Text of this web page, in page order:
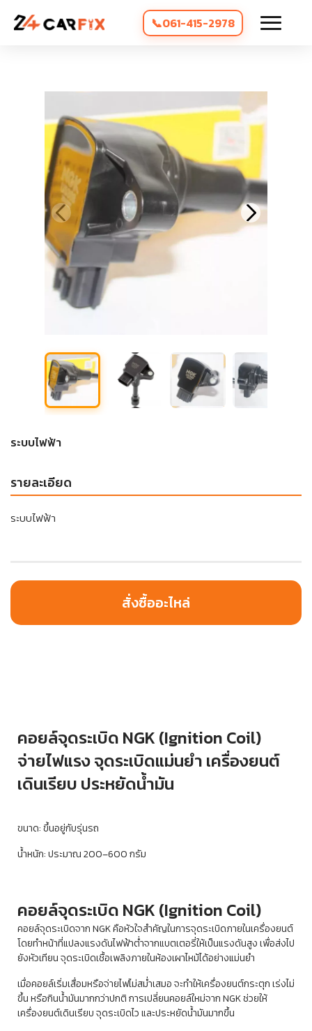
061-415-2978
ระบบไฟฟ้า
รายละเอียด
ระบบไฟฟ้า
สั่งซื้ออะไหล่
คอยล์จุดระเบิด NGK (Ignition Coil)
จ่ายไฟแรง จุดระเบิดแม่นยำ เครื่องยนต์
เดินเรียบ ประหยัดน้ำมัน
ขนาด: ขึ้นอยู่กับรุ่นรถ
น้ำหนัก: ประมาณ 200–600 กรัม
คอยล์จุดระเบิด NGK (Ignition Coil)
คอยล์จุดระเบิดจาก NGK คือหัวใจสำคัญในการจุดระเบิดภายในเครื่องยนต์
โดยทำหน้าที่แปลงแรงดันไฟฟ้าต่ำจากแบตเตอรี่ให้เป็นแรงดันสูง เพื่อส่งไป
ยังหัวเทียน จุดระเบิดเชื้อเพลิงภายในห้องเผาไหม้ได้อย่างแม่นยำ
เมื่อคอยล์เริ่มเสื่อมหรือจ่ายไฟไม่สม่ำเสมอ จะทำให้เครื่องยนต์กระตุก เร่งไม่
ขึ้น หรือกินน้ำมันมากกว่าปกติ การเปลี่ยนคอยล์ใหม่จาก NGK ช่วยให้
เครื่องยนต์เดินเรียบ จุดระเบิดไว และประหยัดน้ำมันมากขึ้น